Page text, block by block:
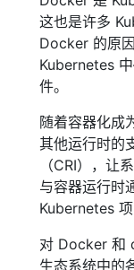
这也是许多
Docker 的原
Kubernetes
件。
随着容器化成
其他运行时的
（CRI），让
与容器运行时
Kubernetes 项
对 Docker 和
生态系统中的